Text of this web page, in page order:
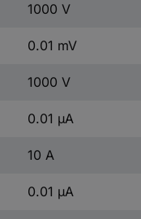
1000 V
0.01 mV
1000 V
0.01 µA
10 A
0.01 µA